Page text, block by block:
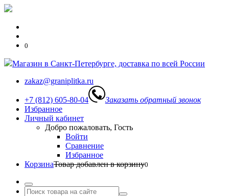
0
Магазин в Санкт-Петербурге, доставка по всей России
zakaz@graniplitka.ru
+7 (812) 605-80-04
Заказать обратный звонок
Избранное
Личный кабинет
Добро пожаловать, Гость
Войти
Сравнение
Избранное
КорзинаТовар добавлен в корзину0